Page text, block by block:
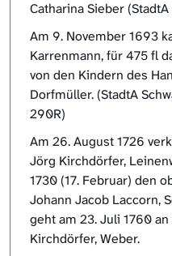
Catharina Sieber
Am 9. November 1693
Karrenmann, für 475 fl
von den Kindern des
Dorfmüller. (StadtA
290R)
Am 26. August 1726
Jörg Kirchdörfer,
1730 (17. Februar) den
Johann Jacob Laccorn,
geht am 23. Juli 1760
Kirchdörfer, Weber.